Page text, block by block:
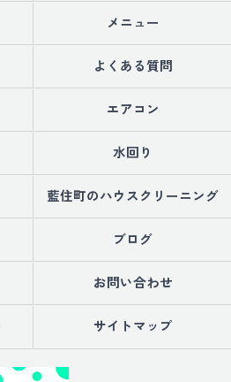
メニュー
よくある質問
エアコン
水回り
藍住町のハウスクリーニング
ブログ
お問い合わせ
サイトマップ